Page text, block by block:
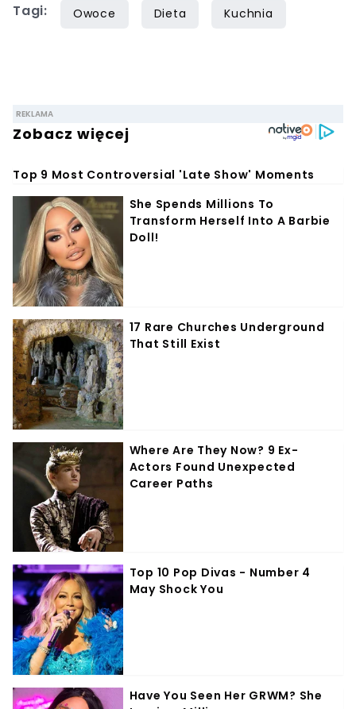
siedem lat, lecz gotowaniem i pisaniem o
Tagi: Owoce Dieta Kuchnia